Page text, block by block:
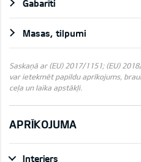
Gabarīti
Masas, tilpumi
Saskaņā ar (EU) 2017/1151; (EU)
var ietekmēt papildu aprīkojums,
ceļa un laika apstākļi.
APRĪKOJUMA
Interjers